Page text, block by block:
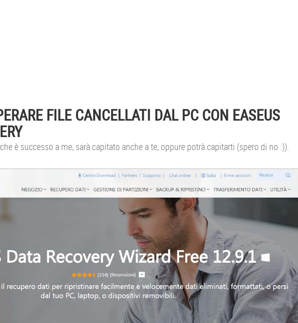
FILE CANCELLATI DAL PC CON EASEUS
è successo a me, sarà capitato anche a te, oppure potrà capitarti (spero di no :)).